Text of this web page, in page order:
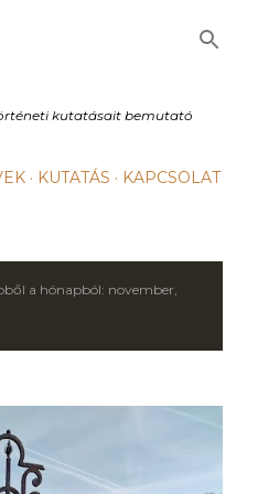
kutatásait bemutató
KUTATÁS KAPCSOLAT
a hónapból: november,